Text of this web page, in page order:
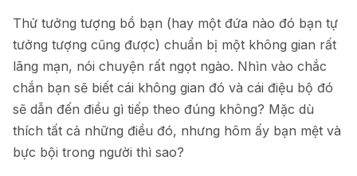
Thử tưởng tượng bồ bạn (hay một đứa nào đó bạn tự
tưởng tượng cũng được) chuẩn bị một không gian rất
lãng mạn, nói chuyện rất ngọt ngào. Nhìn vào chắc
chắn bạn sẽ biết cái không gian đó và cái điệu bộ đó
sẽ dẫn đến điều gì tiếp theo đúng không? Mặc dù
thích tất cả những điều đó, nhưng hôm ấy bạn mệt và
bực bội trong người thì sao?